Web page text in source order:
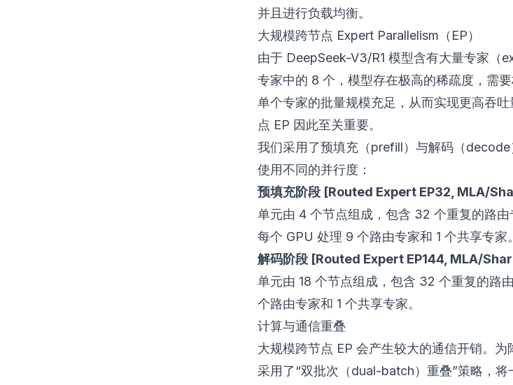
并且进行负载均衡。
大规模跨节点 Expert Parallelism（EP）
由于 DeepSeek-V3/R1 模型含有大量专家（
专家中的 8 个，模型存在极高的稀疏度，需
单个专家的批量规模充足，从而实现更高吞
点 EP 因此至关重要。
我们采用了预填充（prefill）与解码（
使用不同的并行度：
预填充阶段 [Routed Expert EP32, MLA/
单元由 4 个节点组成，包含 32 个重复的路
每个 GPU 处理 9 个路由专家和 1 个共享专家。
解码阶段 [Routed Expert EP144, MLA/
单元由 18 个节点组成，包含 32 个重复的路
个路由专家和 1 个共享专家。
计算与通信重叠
大规模跨节点 EP 会产生较大的通信开销。
采用了“双批次（dual-batch）重叠”策略，将